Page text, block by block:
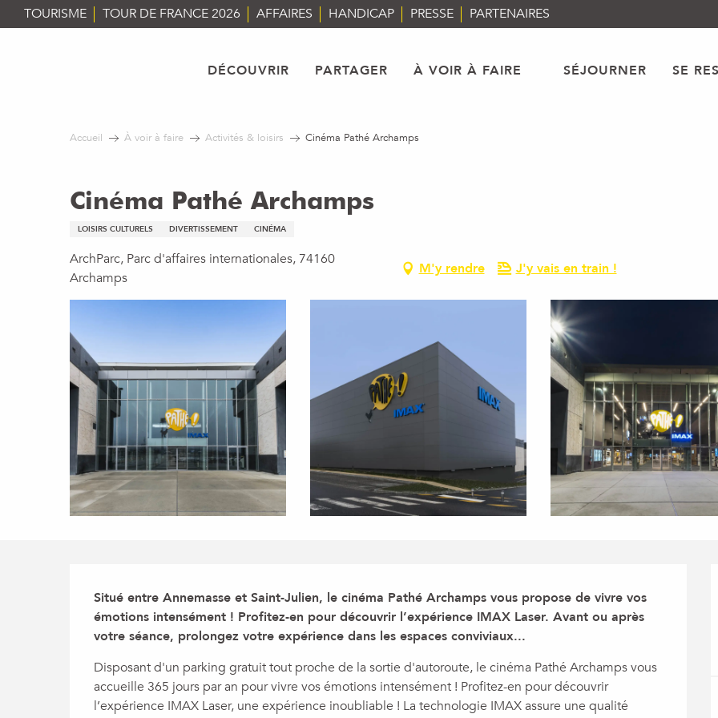
Aller
au
TOURISME TOUR DE FRANCE 2026 AFFAIRES HANDICAP PRESSE PARTENAIRES
DÉCOUVRIR PARTAGER À VOIR À FAIRE SÉJOURNER SE
Accueil À voir à faire Activités & loisirs Cinéma Pathé Archamps
Cinéma Pathé Archamps
LOISIRS CULTURELS DIVERTISSEMENT CINÉMA
ArchParc, Parc d'affaires internationales, 74160
Archamps
M'y rendre J'y vais en train !
Description
Situé entre Annemasse et Saint-Julien, le cinéma Pathé Archamps vous propose de vivre vos
émotions intensément ! Profitez-en pour découvrir l’expérience IMAX Laser. Avant ou après
votre séance, prolongez votre expérience dans les espaces conviviaux...
Disposant d'un parking gratuit tout proche de la sortie d'autoroute, le cinéma Pathé Archamps vous
accueille 365 jours par an pour vivre vos émotions intensément ! Profitez-en pour découvrir
l’expérience IMAX Laser, une expérience inoubliable ! La technologie IMAX assure une qualité